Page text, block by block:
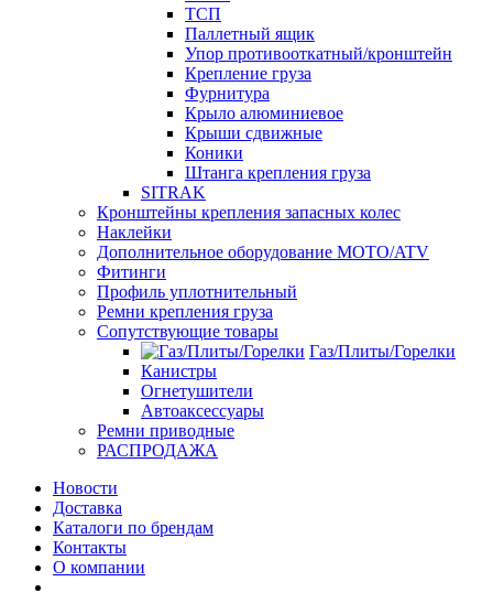
ТСП
Паллетный ящик
Упор противооткатный/кронштейн
Крепление груза
Фурнитура
Крыло алюминиевое
Крыши сдвижные
Коники
Штанга крепления груза
SITRAK
Кронштейны крепления запасных колес
Наклейки
Дополнительное оборудование MOTO/ATV
Фитинги
Профиль уплотнительный
Ремни крепления груза
Сопутствующие товары
Газ/Плиты/Горелки
Канистры
Огнетушители
Автоаксессуары
Ремни приводные
РАСПРОДАЖА
Новости
Доставка
Каталоги по брендам
Контакты
О компании